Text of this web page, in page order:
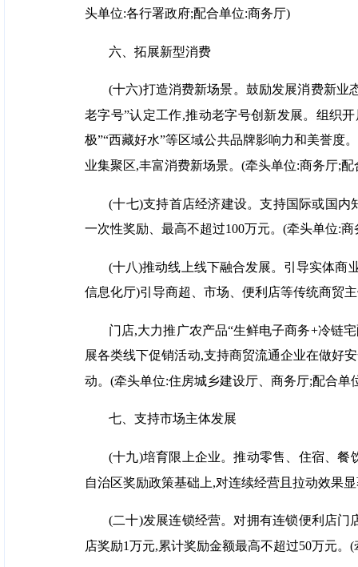
头单位:各行署政府;配合单位:商务厅)
六、拓展新型消费
(十六)打造消费新场景。鼓励发展消费新业
老字号”认定工作,推动老字号创新发展。组织
极”“西藏好水”等区域公共品牌影响力和美誉度
业集聚区,丰富消费新场景。(牵头单位:商务厅;
(十七)支持首店经济建设。支持国际或国内
一次性奖励、最高不超过100万元。(牵头单位:
(十八)推动线上线下融合发展。引导实体商
信息化厅)引导商超、市场、便利店等传统商贸
门店,大力推广农产品“生鲜电子商务+冷链
展各类线下促销活动,支持商贸流通企业在做好
动。(牵头单位:住房城乡建设厅、商务厅;配合单
七、支持市场主体发展
(十九)培育限上企业。推动零售、住宿、
自治区奖励政策基础上,对连续经营且拉动效果
(二十)发展连锁经营。对拥有连锁便利店门
店奖励1万元,累计奖励金额最高不超过50万元